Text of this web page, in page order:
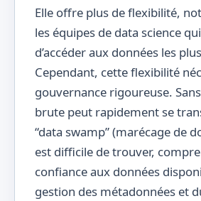
Elle offre plus de flexibilité,
les équipes de data science
d’accéder aux données les
Cependant, cette flexibilité
gouvernance rigoureuse.
brute peut rapidement se
“data swamp” (marécage de
est difficile de trouver,
confiance aux données
gestion des métadonnées et